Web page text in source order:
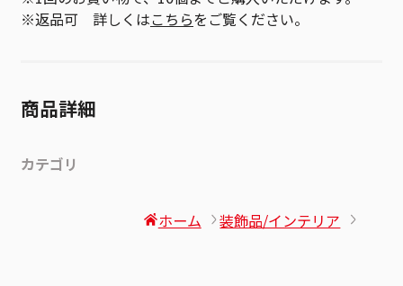
※返品可 詳しくはこちらをご覧ください。
商品詳細
カテゴリ
ホーム 装飾品/インテリア